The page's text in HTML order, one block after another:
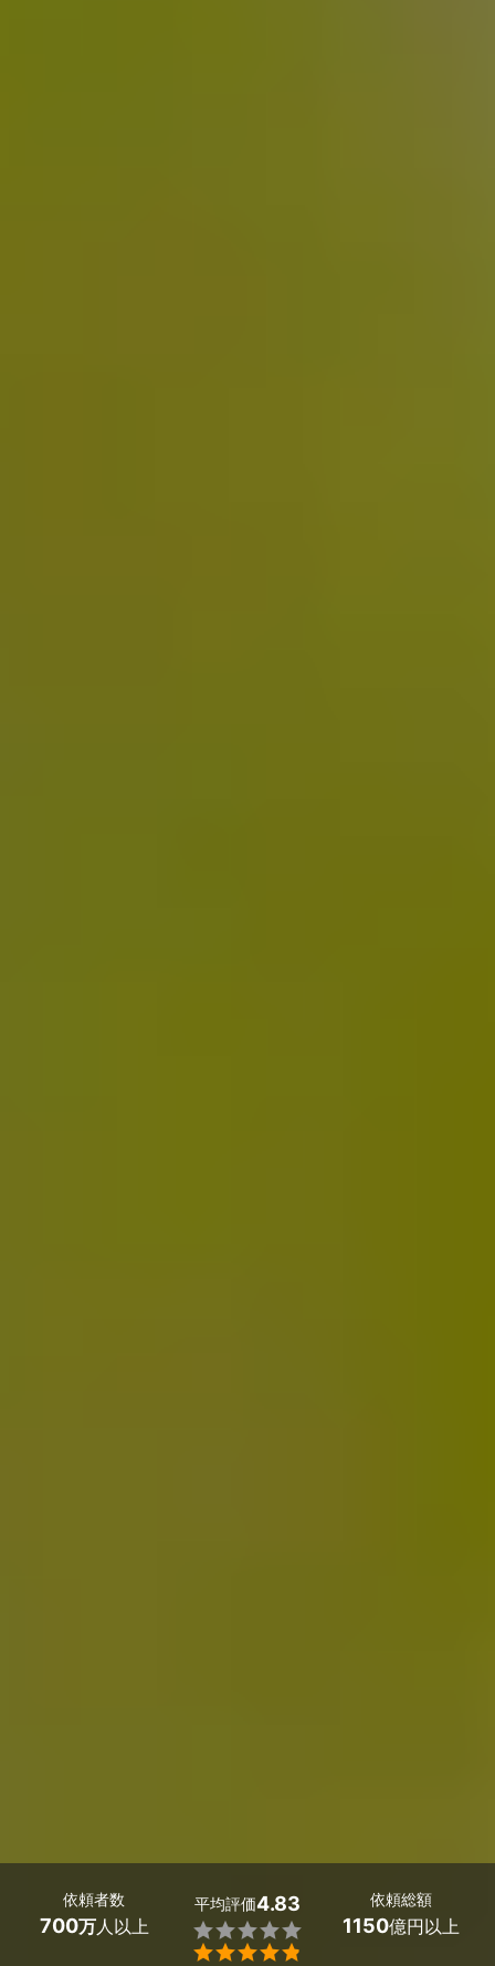
依頼者数
700万人以上
平均評価4.83


依頼総額
1150億円以上